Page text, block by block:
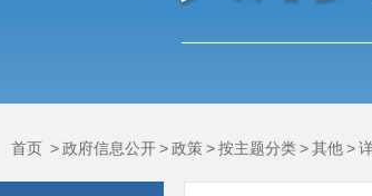
首页 >政府信息公开>政策 >按主题分类>其他>